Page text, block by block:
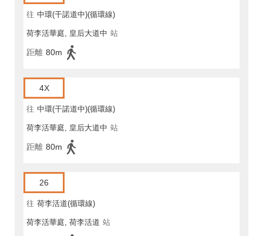
往 中環(干諾道中)(循環線)
荷李活華庭, 皇后大道中 站
距離 80m
4X
往 中環(干諾道中)(循環線)
荷李活華庭, 皇后大道中 站
距離 80m
26
往 荷李活道(循環線)
荷李活華庭, 荷李活道 站